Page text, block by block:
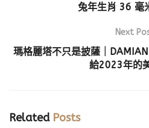
兔年生肖 36 毫
Next
瑪格麗塔不只是披薩｜
給2023年的
RelatedPosts